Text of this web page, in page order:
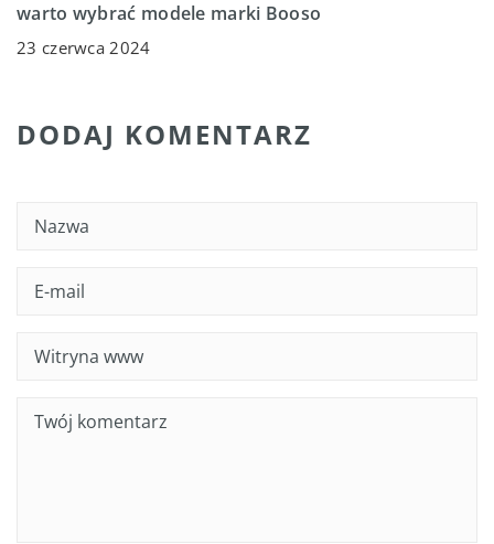
warto wybrać modele marki Booso
23 czerwca 2024
DODAJ KOMENTARZ